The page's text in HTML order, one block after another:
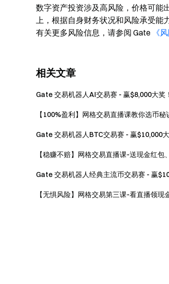
数字资产投资涉及高风险，价格可能
上，根据自身财务状况和风险承受能
有关更多风险信息，请参阅 Gate 《
相关文章
Gate 交易机器人AI交易赛 - 赢$8,000大奖！
【100%盈利】网格交易直播课教你选币秘
Gate 交易机器人BTC交易赛 - 赢$10,000大
【稳赚不赔】网格交易直播课-送现金红包
Gate 交易机器人经典主流币交易赛 - 赢
【无惧风险】网格交易第三课-看直播领现